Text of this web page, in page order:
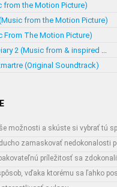
from the Motion Picture)
from the Motion Picture)
From The Motion Picture)
Bridget Jones's Diary 2 (Music from & inspired by The Motion Picture)
(Original Soundtrack)
možnosti a skúste si vybrať tú